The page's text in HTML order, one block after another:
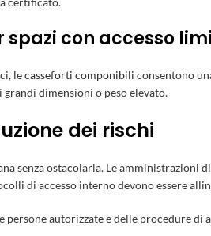
con accesso
lecasseforti componibili consentono
dimensioni o peso elevato.
dei rischi
senza ostacolarla. Le
di accesso interno devono essere
persone autorizzate e delle procedure di